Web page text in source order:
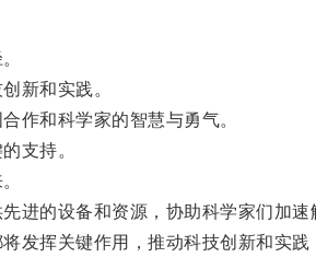
新和实践。
和科学家的智慧与勇气。
支持。
的设备和资源，协助科学家们加速
挥关键作用，推动科技创新和实践